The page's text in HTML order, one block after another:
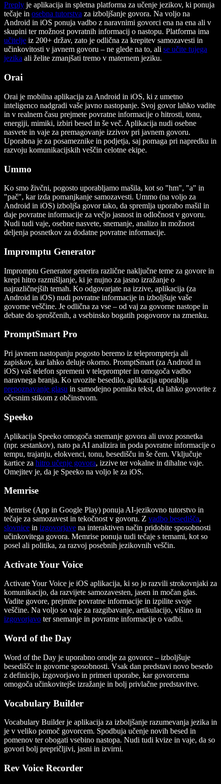
Preply je aplikacija in spletna platforma za učenje jezikov, ki ponuja
tečaje in osebna tutorstva za izboljšanje govora. Na voljo na
Android in iOS ponuja vadbo z naravnimi govorci ena na ena ali v
skupini ter možnost povratnih informacij o nastopu. Platforma ima
učitelje iz 200+ držav, zato je odlična za krepitev samozavesti in
učinkovitosti v javnem govoru – ne glede na to, ali se učite tujega
jezika ali želite zmanjšati tremo v maternem jeziku.
Orai
Orai je mobilna aplikacija za Android in iOS, ki z umetno
inteligenco nadgradi vaše javno nastopanje. Svoj govor lahko vadite
in v realnem času prejmete povratne informacije o hitrosti, tonu,
energiji, mimiki, izbiri besed in še več. Aplikacija nudi osebne
nasvete in vaje za premagovanje izzivov pri javnem govoru.
Uporabna je za posameznike in podjetja, saj pomaga pri napredku in
razvoju komunikacijskih veščin celotne ekipe.
Ummo
Ko smo živčni, pogosto uporabljamo mašila, kot so "hm", "a" in
"pač", kar izda pomanjkanje samozavesti. Ummo (na voljo za
Android in iOS) izboljša govor tako, da spremlja uporabo mašil in
daje povratne informacije za večjo jasnost in odločnost v govoru.
Nudi tudi vaje, osebne nasvete, snemanje, analizo in možnost
deljenja posnetkov za dodatne povratne informacije.
Impromptu Generator
Impromptu Generator generira različne naključne teme za govore in
krepi hitro razmišljanje, ki je nujno za jasno izražanje o
najrazličnejših temah. Ko odgovarjate na izzive, aplikacija (za
Android in iOS) nudi povratne informacije in izboljšuje vaše
govorne veščine. Je odlična za vse – od vaj za govorne nastope in
debate do sproščenih, a vsebinsko bogatih pogovorov na zmenku.
PromptSmart Pro
Pri javnem nastopanju pogosto beremo iz teleprompterja ali
zapiskov, kar lahko deluje okorno. PromptSmart (za Android in
iOS) vaš telefon spremeni v teleprompter in omogoča vadbo
naravnega branja. Ko uvozite besedilo, aplikacija uporablja
prepoznavanje glasu in samodejno pomika tekst, da lahko govorite z
očesnim stikom z občinstvom.
Speeko
Aplikacija Speeko omogoča snemanje govora ali uvoz posnetka
(npr. sestankov), nato pa AI analizira in poda povratne informacije o
tempu, trajanju, elokvenci, tonu, besedišču in še čem. Vključuje
kartice za hitro učenje govora, izzive ter vokalne in dihalne vaje.
Omejitev je, da je Speeko na voljo le za iOS.
Memrise
Memrise (App in Google Play) ponuja AI-jezikovno tutorstvo in
tečaje za samozavest in tekočnost v govoru. Z vadbo besedišča,
slovnice in izgovorjave na interaktiven način pridobite sposobnosti
učinkovitega govora. Memrise ponuja tudi tečaje s temami, kot so
posel ali politika, za razvoj posebnih jezikovnih veščin.
Activate Your Voice
Activate Your Voice je iOS aplikacija, ki so jo razvili strokovnjaki za
komunikacijo, da razvijete samozavesten, jasen in močan glas.
Vadite govore, prejmite povratne informacije in izpilite svoje
veščine. Na voljo so vaje za razgibavanje, artikulacijo, višino in
izgovorjavo ter snemanje in povratne informacije o vadbi.
Word of the Day
Word of the Day je uporabno orodje za govorce – izboljšuje
besedišče in govorne sposobnosti. Vsak dan predstavi novo besedo
z definicijo, izgovorjavo in primeri uporabe, kar govorcema
omogoča učinkovitejše izražanje in bolj privlačne predstavitve.
Vocabulary Builder
Vocabulary Builder je aplikacija za izboljšanje razumevanja jezika in
je v veliko pomoč govorcem. Spodbuja učenje novih besed in
pomenov ter obogati vsebino nastopa. Nudi tudi kvize in vaje, da so
govori bolj prepričljivi, jasni in izvirni.
Rev Voice Recorder